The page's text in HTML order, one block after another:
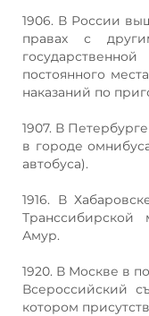
1906. В России
правах с
постоянного
наказаний по
1907. В
в городе
автобуса).
1916. В
Амур.
1920. В Москве в
Всероссийский
котором